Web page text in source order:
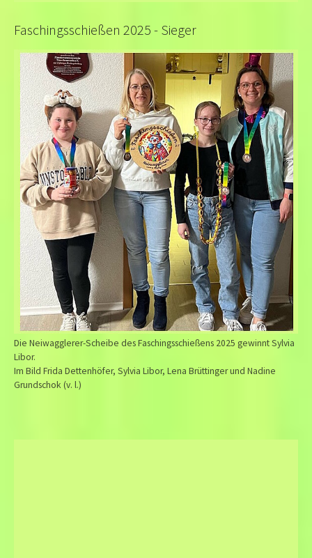
Faschingsschießen 2025 - Sieger
Die Neiwagglerer-Scheibe des Faschingsschießens 2025 gewinnt Sylvia
Libor.
Im Bild Frida Dettenhöfer, Sylvia Libor, Lena Brüttinger und Nadine
Grundschok (v. l.)